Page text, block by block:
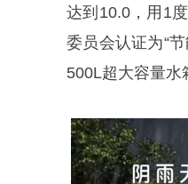
达到10.0，用1
委员会认证为“
500L超大容量水